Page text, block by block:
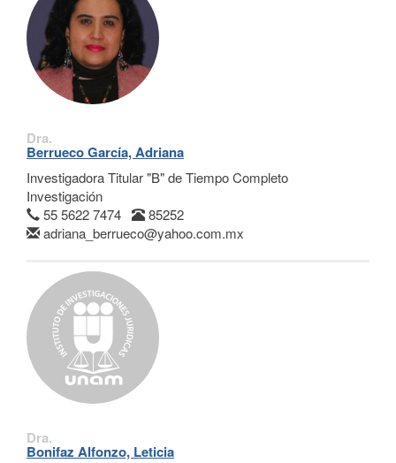
Dra.
Berrueco García, Adriana
Investigadora Titular "B" de Tiempo Completo
Investigación
55 5622 7474
85252
adriana_berrueco@yahoo.com.mx
Dra.
Bonifaz Alfonzo, Leticia